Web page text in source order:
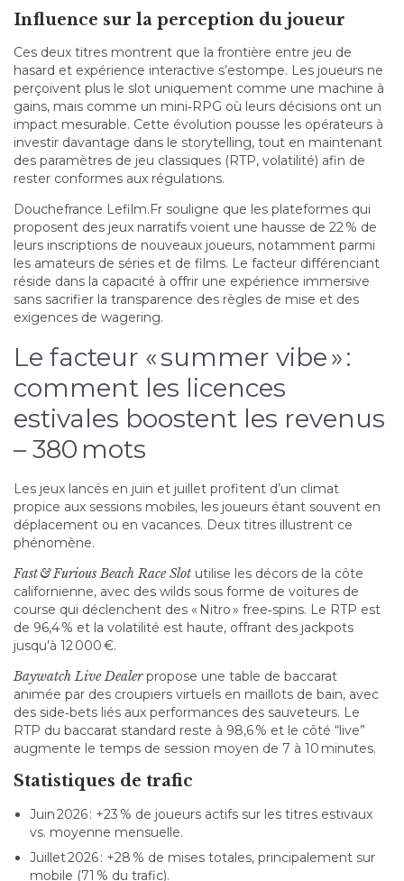
Influence sur la perception du joueur
Ces deux titres montrent que la frontière entre jeu de
hasard et expérience interactive s’estompe. Les joueurs ne
perçoivent plus le slot uniquement comme une machine à
gains, mais comme un mini‑RPG où leurs décisions ont un
impact mesurable. Cette évolution pousse les opérateurs à
investir davantage dans le storytelling, tout en maintenant
des paramètres de jeu classiques (RTP, volatilité) afin de
rester conformes aux régulations.
Douchefrance Lefilm.Fr souligne que les plateformes qui
proposent des jeux narratifs voient une hausse de 22 % de
leurs inscriptions de nouveaux joueurs, notamment parmi
les amateurs de séries et de films. Le facteur différenciant
réside dans la capacité à offrir une expérience immersive
sans sacrifier la transparence des règles de mise et des
exigences de wagering.
Le facteur « summer vibe » :
comment les licences
estivales boostent les revenus
– 380 mots
Les jeux lancés en juin et juillet profitent d’un climat
propice aux sessions mobiles, les joueurs étant souvent en
déplacement ou en vacances. Deux titres illustrent ce
phénomène.
Fast & Furious Beach Race Slot utilise les décors de la côte
californienne, avec des wilds sous forme de voitures de
course qui déclenchent des « Nitro » free‑spins. Le RTP est
de 96,4 % et la volatilité est haute, offrant des jackpots
jusqu’à 12 000 €.
Baywatch Live Dealerpropose une table de baccarat
animée par des croupiers virtuels en maillots de bain, avec
des side‑bets liés aux performances des sauveteurs. Le
RTP du baccarat standard reste à 98,6 % et le côté “live”
augmente le temps de session moyen de 7 à 10 minutes.
Statistiques de trafic
Juin 2026 : +23 % de joueurs actifs sur les titres estivaux
vs. moyenne mensuelle.
Juillet 2026 : +28 % de mises totales, principalement sur
mobile (71 % du trafic).